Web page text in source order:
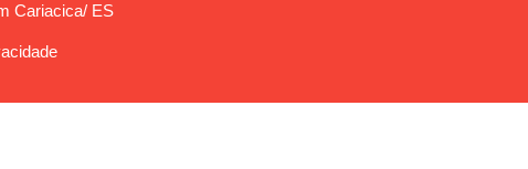
Cariacica/ ES